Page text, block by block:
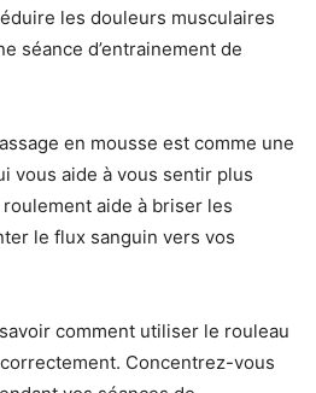
les douleurs musculaires
séance d’entrainement de
en mousse est comme une
vous aide à vous sentir plus
aide à briser les
le flux sanguin vers vos
comment utiliser le rouleau
Concentrez-vous